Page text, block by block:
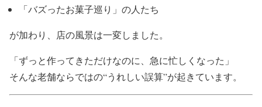
「バズったお菓子巡り」の人たち
が加わり、店の風景は一変しました。
「ずっと作ってきただけなのに、急に忙しくなった」
そんな老舗ならではの“うれしい誤算”が起きています。